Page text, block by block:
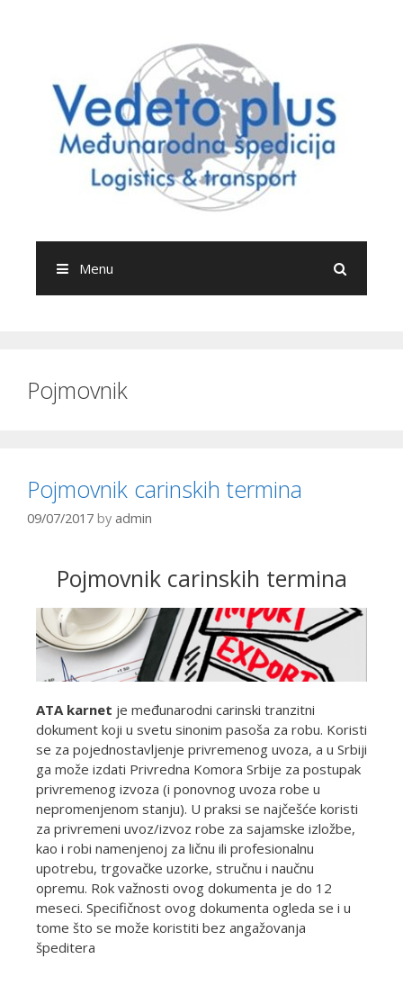
Menu
Pojmovnik
Pojmovnik carinskih termina
09/07/2017 by admin
Pojmovnik carinskih termina
ATA karnet je međunarodni carinski tranzitni
dokument koji u svetu sinonim pasoša za robu. Koristi
se za pojednostavljenje privremenog uvoza, a u Srbiji
ga može izdati Privredna Komora Srbije za postupak
privremenog izvoza (i ponovnog uvoza robe u
nepromenjenom stanju). U praksi se najčešće koristi
za privremeni uvoz/izvoz robe za sajamske izložbe,
kao i robi namenjenoj za ličnu ili profesionalnu
upotrebu, trgovačke uzorke, stručnu i naučnu
opremu. Rok važnosti ovog dokumenta je do 12
meseci. Specifičnost ovog dokumenta ogleda se i u
tome što se može koristiti bez angažovanja
špeditera